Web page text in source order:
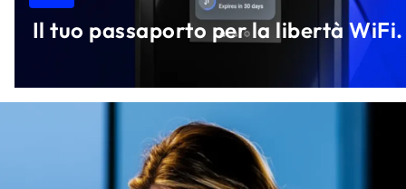
Il tuo passaporto per la libertà WiFi.